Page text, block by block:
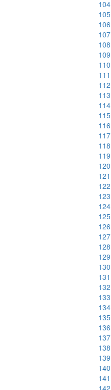
104
105
106
107
108
109
110
111
112
113
114
115
116
117
118
119
120
121
122
123
124
125
126
127
128
129
130
131
132
133
134
135
136
137
138
139
140
141
142